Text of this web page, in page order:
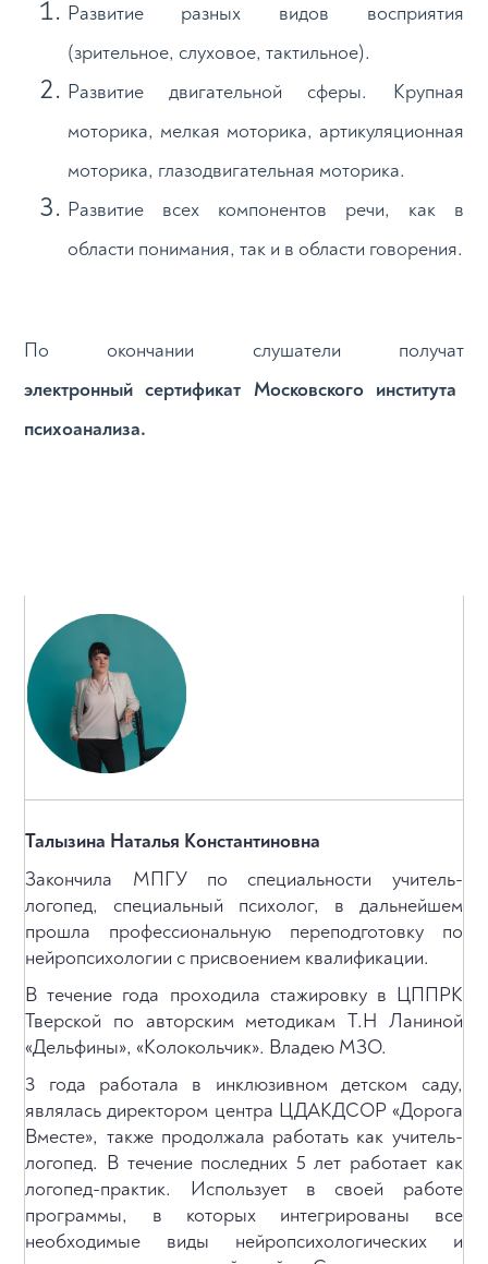
Развитие разных видов восприятия
(зрительное, слуховое, тактильное).
Развитие двигательной сферы. Крупная
моторика, мелкая моторика, артикуляционная
моторика, глазодвигательная моторика.
Развитие всех компонентов речи, как в
области понимания, так и в области говорения.
По окончании слушатели получат
электронный сертификат Московского института
психоанализа.
Талызина Наталья Константиновна
Закончила МПГУ по специальности учитель-
логопед, специальный психолог, в дальнейшем
прошла профессиональную переподготовку по
нейропсихологии с присвоением квалификации.
В течение года проходила стажировку в ЦППРК
Тверской по авторским методикам Т.Н Ланиной
«Дельфины», «Колокольчик». Владею МЗО.
3 года работала в инклюзивном детском саду,
являлась директором центра ЦДАКДСОР «Дорога
Вместе», также продолжала работать как учитель-
логопед. В течение последних 5 лет работает как
логопед-практик. Использует в своей работе
программы, в которых интегрированы все
необходимые виды нейропсихологических и